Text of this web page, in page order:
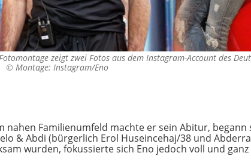
zeigt zwei Fotos aus dem Instagram-Account des
© Montage: Instagram/Eno
nahen Familienumfeld machte er sein Abitur, begann
& Abdi (bürgerlich Erol Huseincehaj/38 und
wurden, fokussierte sich Eno jedoch voll und ganz